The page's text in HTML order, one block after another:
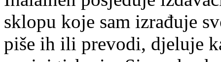
sklopu koje sam izrađuje
piše ih ili prevodi, djeluje